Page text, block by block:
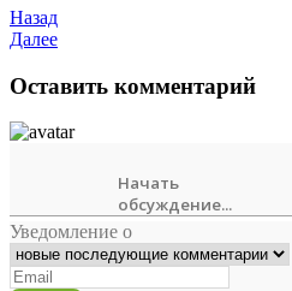
Назад
Далее
Оставить комментарий
Уведомление о